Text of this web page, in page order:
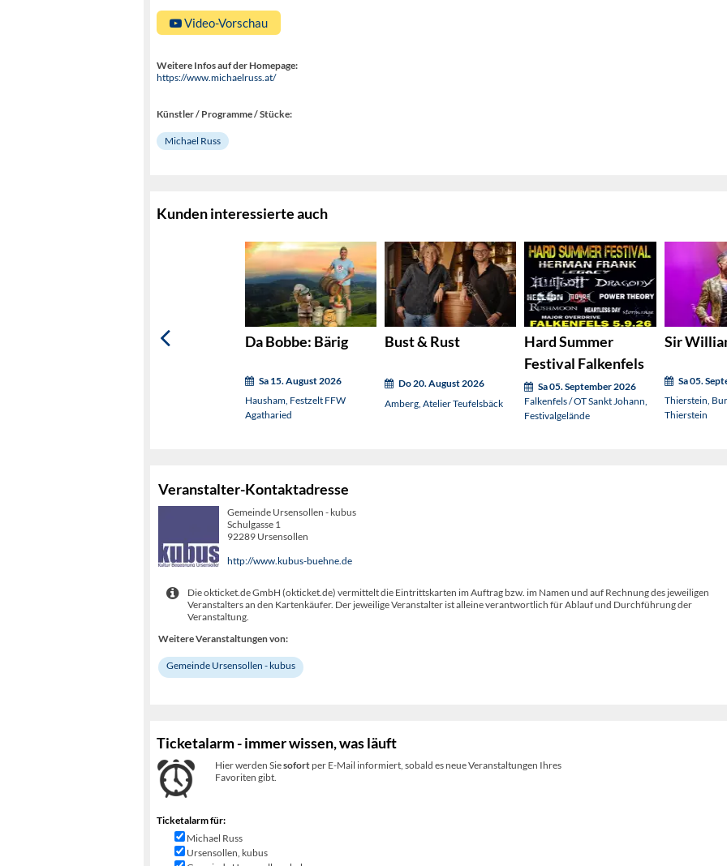
Video-Vorschau
Weitere Infos auf der Homepage:
https://www.michaelruss.at/
Künstler / Programme / Stücke:
Michael Russ
Kunden interessierte auch
Da Bobbe: Bärig
Sa 15. August 2026
Hausham, Festzelt FFW
Agatharied
Bust & Rust
Do 20. August 2026
Amberg, Atelier Teufelsbäck
Hard Summer
Festival Falkenfels
Sa 05. September 2026
Falkenfels / OT Sankt Johann,
Festivalgelände
Sir
Sa 05.
Thierstein,
Thierstein
Veranstalter-Kontaktadresse
Gemeinde Ursensollen - kubus
Schulgasse 1
92289 Ursensollen
http://www.kubus-buehne.de
Die okticket.de GmbH (okticket.de) vermittelt die Eintrittskarten im Auftrag bzw. im Namen und auf Rechnung des jeweiligen
Veranstalters an den Kartenkäufer. Der jeweilige Veranstalter ist alleine verantwortlich für Ablauf und Durchführung der
Veranstaltung.
Weitere Veranstaltungen von:
Gemeinde Ursensollen - kubus
Ticketalarm - immer wissen, was läuft
Hier werden Siesofortper E-Mail informiert, sobald es neue Veranstaltungen Ihres
Favoriten gibt.
Ticketalarm für:
Michael Russ
Ursensollen, kubus